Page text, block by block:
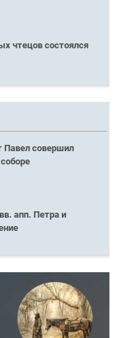
чтецов состоялся
Павел совершил
апп. Петра и